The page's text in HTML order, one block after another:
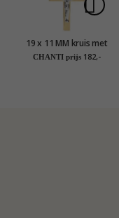
19 x 11 MM kruis met
Jezus hanger in 9
CHANTI prijs 182,-